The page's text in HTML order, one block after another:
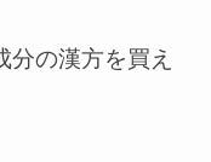
分の漢方を買え